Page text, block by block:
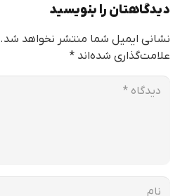
دیدگاهتان را بنویسید
نشانی ایمیل شما منتشر نخواهد شد.
علامت‌گذاری شده‌اند *